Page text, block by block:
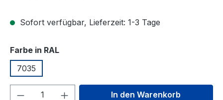
Sofort verfügbar, Lieferzeit: 1-3 Tage
Farbe in RALauswählen
7035
Produkt Anzahl: Gib denIn den Warenkorb